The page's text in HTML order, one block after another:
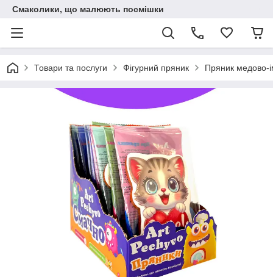
Смаколики, що малюють посмішки
Товари та послуги Фігурний пряник Пряник медово-